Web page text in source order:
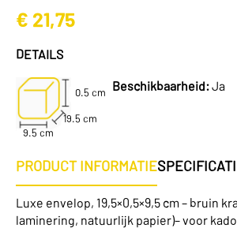
€ 21,75
DETAILS
0.5 cm
19.5 cm
9.5 cm
Beschikbaarheid:Ja
PRODUCT INFORMATIE
Luxe envelop, 19,5×0,5×9,5 cm – bruin
laminering, natuurlijk papier)– voor